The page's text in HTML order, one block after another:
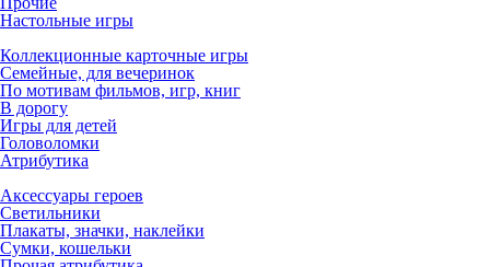
Настольные игры
Коллекционные карточные игры
Семейные, для вечеринок
По мотивам фильмов, игр, книг
В дорогу
Игры для детей
Головоломки
Атрибутика
Аксессуары героев
Светильники
Плакаты, значки, наклейки
Сумки, кошельки